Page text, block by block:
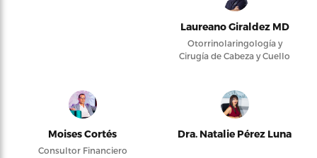
Laureano Giraldez MD
Otorrinolaringología y
Cirugía de Cabeza y Cuello
Moises Cortés
Consultor Financiero
Dra. Natalie Pérez Luna